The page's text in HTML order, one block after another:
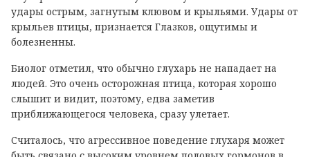
удары острым, загнутым клювом и крыльями. Удары от
крыльев птицы, признается Глазков, ощутимы и
болезненны.
Биолог отметил, что обычно глухарь не нападает на
людей. Это очень осторожная птица, которая хорошо
слышит и видит, поэтому, едва заметив
приближающегося человека, сразу улетает.
Считалось, что агрессивное поведение глухаря может